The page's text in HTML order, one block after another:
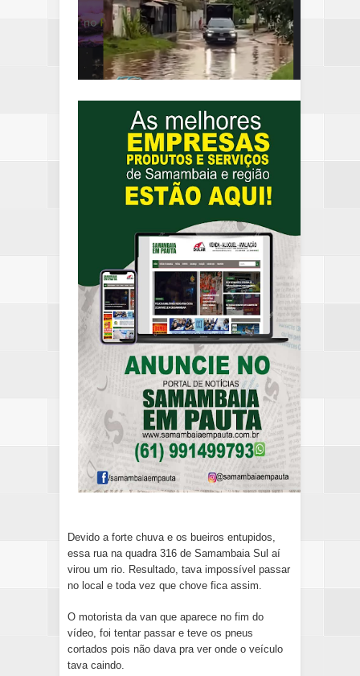
Devido a forte chuva e os bueiros entupidos,
essa rua na quadra 316 de Samambaia Sul aí
virou um rio. Resultado, tava impossível passar
no local e toda vez que chove fica assim.
O motorista da van que aparece no fim do
vídeo, foi tentar passar e teve os pneus
cortados pois não dava pra ver onde o veículo
tava caindo.